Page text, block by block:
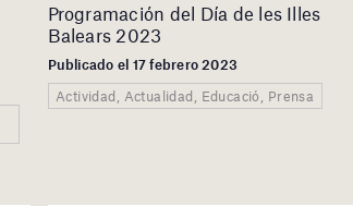
Programación del Día de les Illes
Balears 2023
Publicado el 17 febrero 2023
Actividad, Actualidad, Educació, Prensa